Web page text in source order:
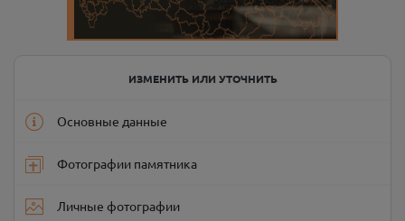
ИЗМЕНИТЬ ИЛИ УТОЧНИТЬ
Основные данные
Фотографии памятника
Личные фотографии